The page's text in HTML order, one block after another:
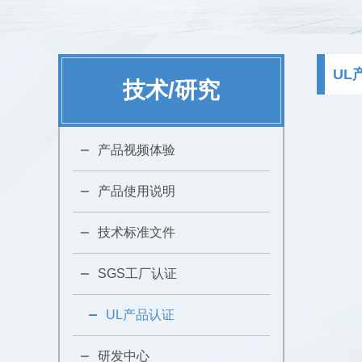
技术/研究
产品视频体验
产品使用说明
技术标准文件
SGS工厂认证
UL产品认证
研发中心
UL